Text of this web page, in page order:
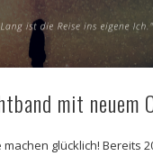
mit neuem
glücklich! Bereits